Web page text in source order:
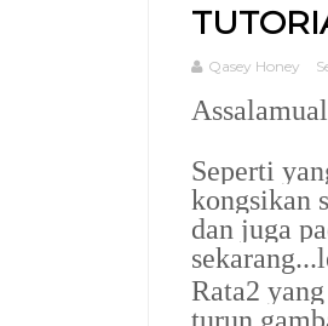
Qasey Honey
Seperti
kongsikan
dan juga
Rata2
turun